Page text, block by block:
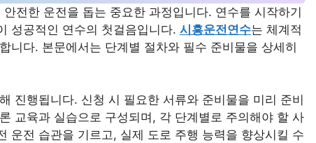
전한 운전을 돕는 중요한 과정입니다. 연수를 시작하기
성공적인 연수의 첫걸음입니다. 시흥운전연수는 체계적
니다. 본문에서는 단계별 절차와 필수 준비물을 상세히
진행됩니다. 신청 시 필요한 서류와 준비물을 미리 준비
교육과 실습으로 구성되며, 각 단계별로 주의해야 할 사
운전 습관을 기르고, 실제 도로 주행 능력을 향상시킬 수